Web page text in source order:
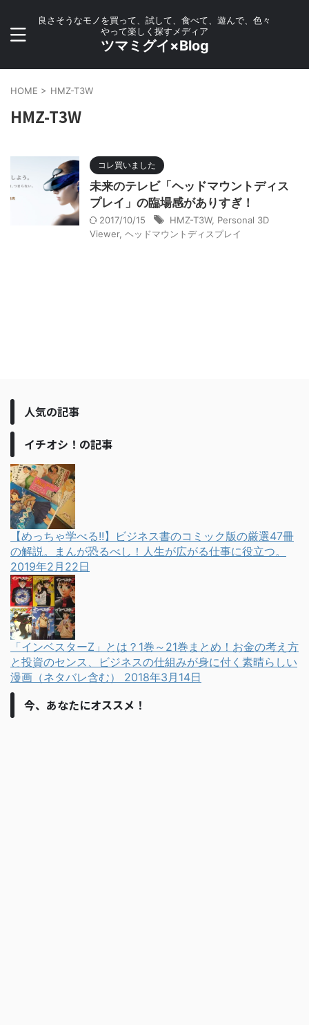
良さそうなモノを買って、試して、食べて、遊んで、色々
やって楽しく探すメディア
ツマミグイ×Blog
HOME > HMZ-T3W
HMZ-T3W
コレ買いました
未来のテレビ「ヘッドマウントディス
プレイ」の臨場感がありすぎ！
2017/10/15 HMZ-T3W, Personal 3D
Viewer, ヘッドマウントディスプレイ
人気の記事
イチオシ！の記事
【めっちゃ学べる!!】ビジネス書のコミック版の厳選47冊
の解説。まんが恐るべし！人生が広がる仕事に役立つ。
2019年2月22日
「インベスターZ」とは？1巻～21巻まとめ！お金の考え方
と投資のセンス、ビジネスの仕組みが身に付く素晴らしい
漫画（ネタバレ含む） 2018年3月14日
今、あなたにオススメ！